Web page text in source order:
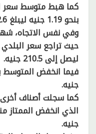
كما هبط متوسط سعر
بنحو 1.19 جنيه ليبلغ 152.6 جنيه.
وفي نفس الاتجاه،
ليصل إلى 210.5 جنيه.
جنيه.
كما سجلت أصناف أخرى
جنيه.